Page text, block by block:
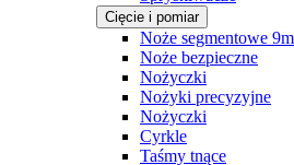
Cięcie i pomiar
Noże segmentowe
Noże bezpieczne
Nożyczki
Nożyki precyzyjne
Nożyczki
Cyrkle
Taśmy tnące